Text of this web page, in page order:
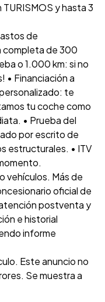
y hasta 3
de
completa de 300
o 1.000 km: si no
• Financiación a
te
tu coche como
• Prueba del
por escrito de
estructurales. • ITV
vehículos. Más de
oficial de
postventa y
e historial
informe
Este anuncio no
Se muestra a